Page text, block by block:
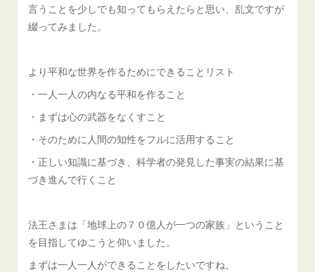
言うことを少しでも知ってもらえたらと思い、乱文ですが
綴ってみました。
より平和な世界を作るためにできることリスト
・一人一人の内なる平和を作ること
・まずは心の武器をなくすこと
・そのために人間の知性をフルに活用すること
・正しい知識に基づき、科学者の発見した事実の結果に基
づき進んで行くこと
法王さまは「地球上の７０億人が一つの家族」ということ
を目指してゆこうと仰いました。
まずは一人一人ができることをしたいですね。